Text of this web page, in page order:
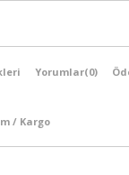
Yorumlar(0)
/ Kargo